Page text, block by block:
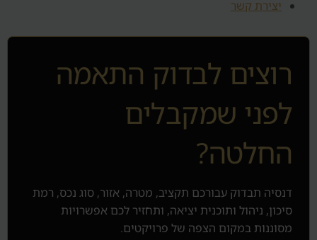
יצירת קשר
רוצים לבדוק התאמה
לפני שמקבלים
החלטה?
דנסיה תבדוק עבורכם תקציב, מטרה, אזור, סוג נכס, רמת
סיכון, ניהול ותוכנית יציאה, ותחזיר לכם אפשרויות
מסוננות במקום הצפה של פרויקטים.